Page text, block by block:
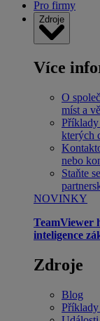
Pro firmy
Zdroje
Více
O
míst a
Příklady
kterých
nebo
Staňte
NOVINKY
TeamViewer
inteligence
Zdroje
Blog
Příklady